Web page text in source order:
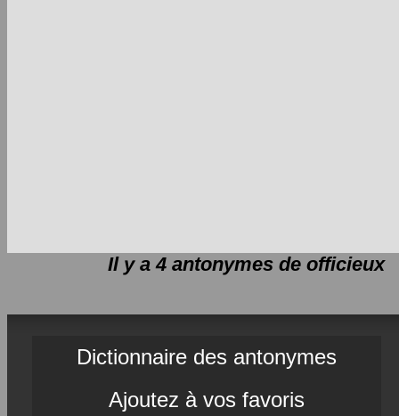
Il y a 4 antonymes de officieux
Dictionnaire des antonymes
Ajoutez à vos favoris